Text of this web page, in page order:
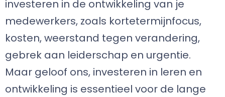
investeren in de ontwikkeling van je
medewerkers, zoals kortetermijnfocus,
kosten, weerstand tegen verandering,
gebrek aan leiderschap en urgentie.
Maar geloof ons, investeren in leren en
ontwikkeling is essentieel voor de lange